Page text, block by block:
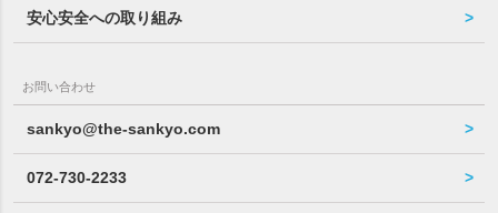
安心安全への取り組み
お問い合わせ
sankyo@the-sankyo.com
072-730-2233